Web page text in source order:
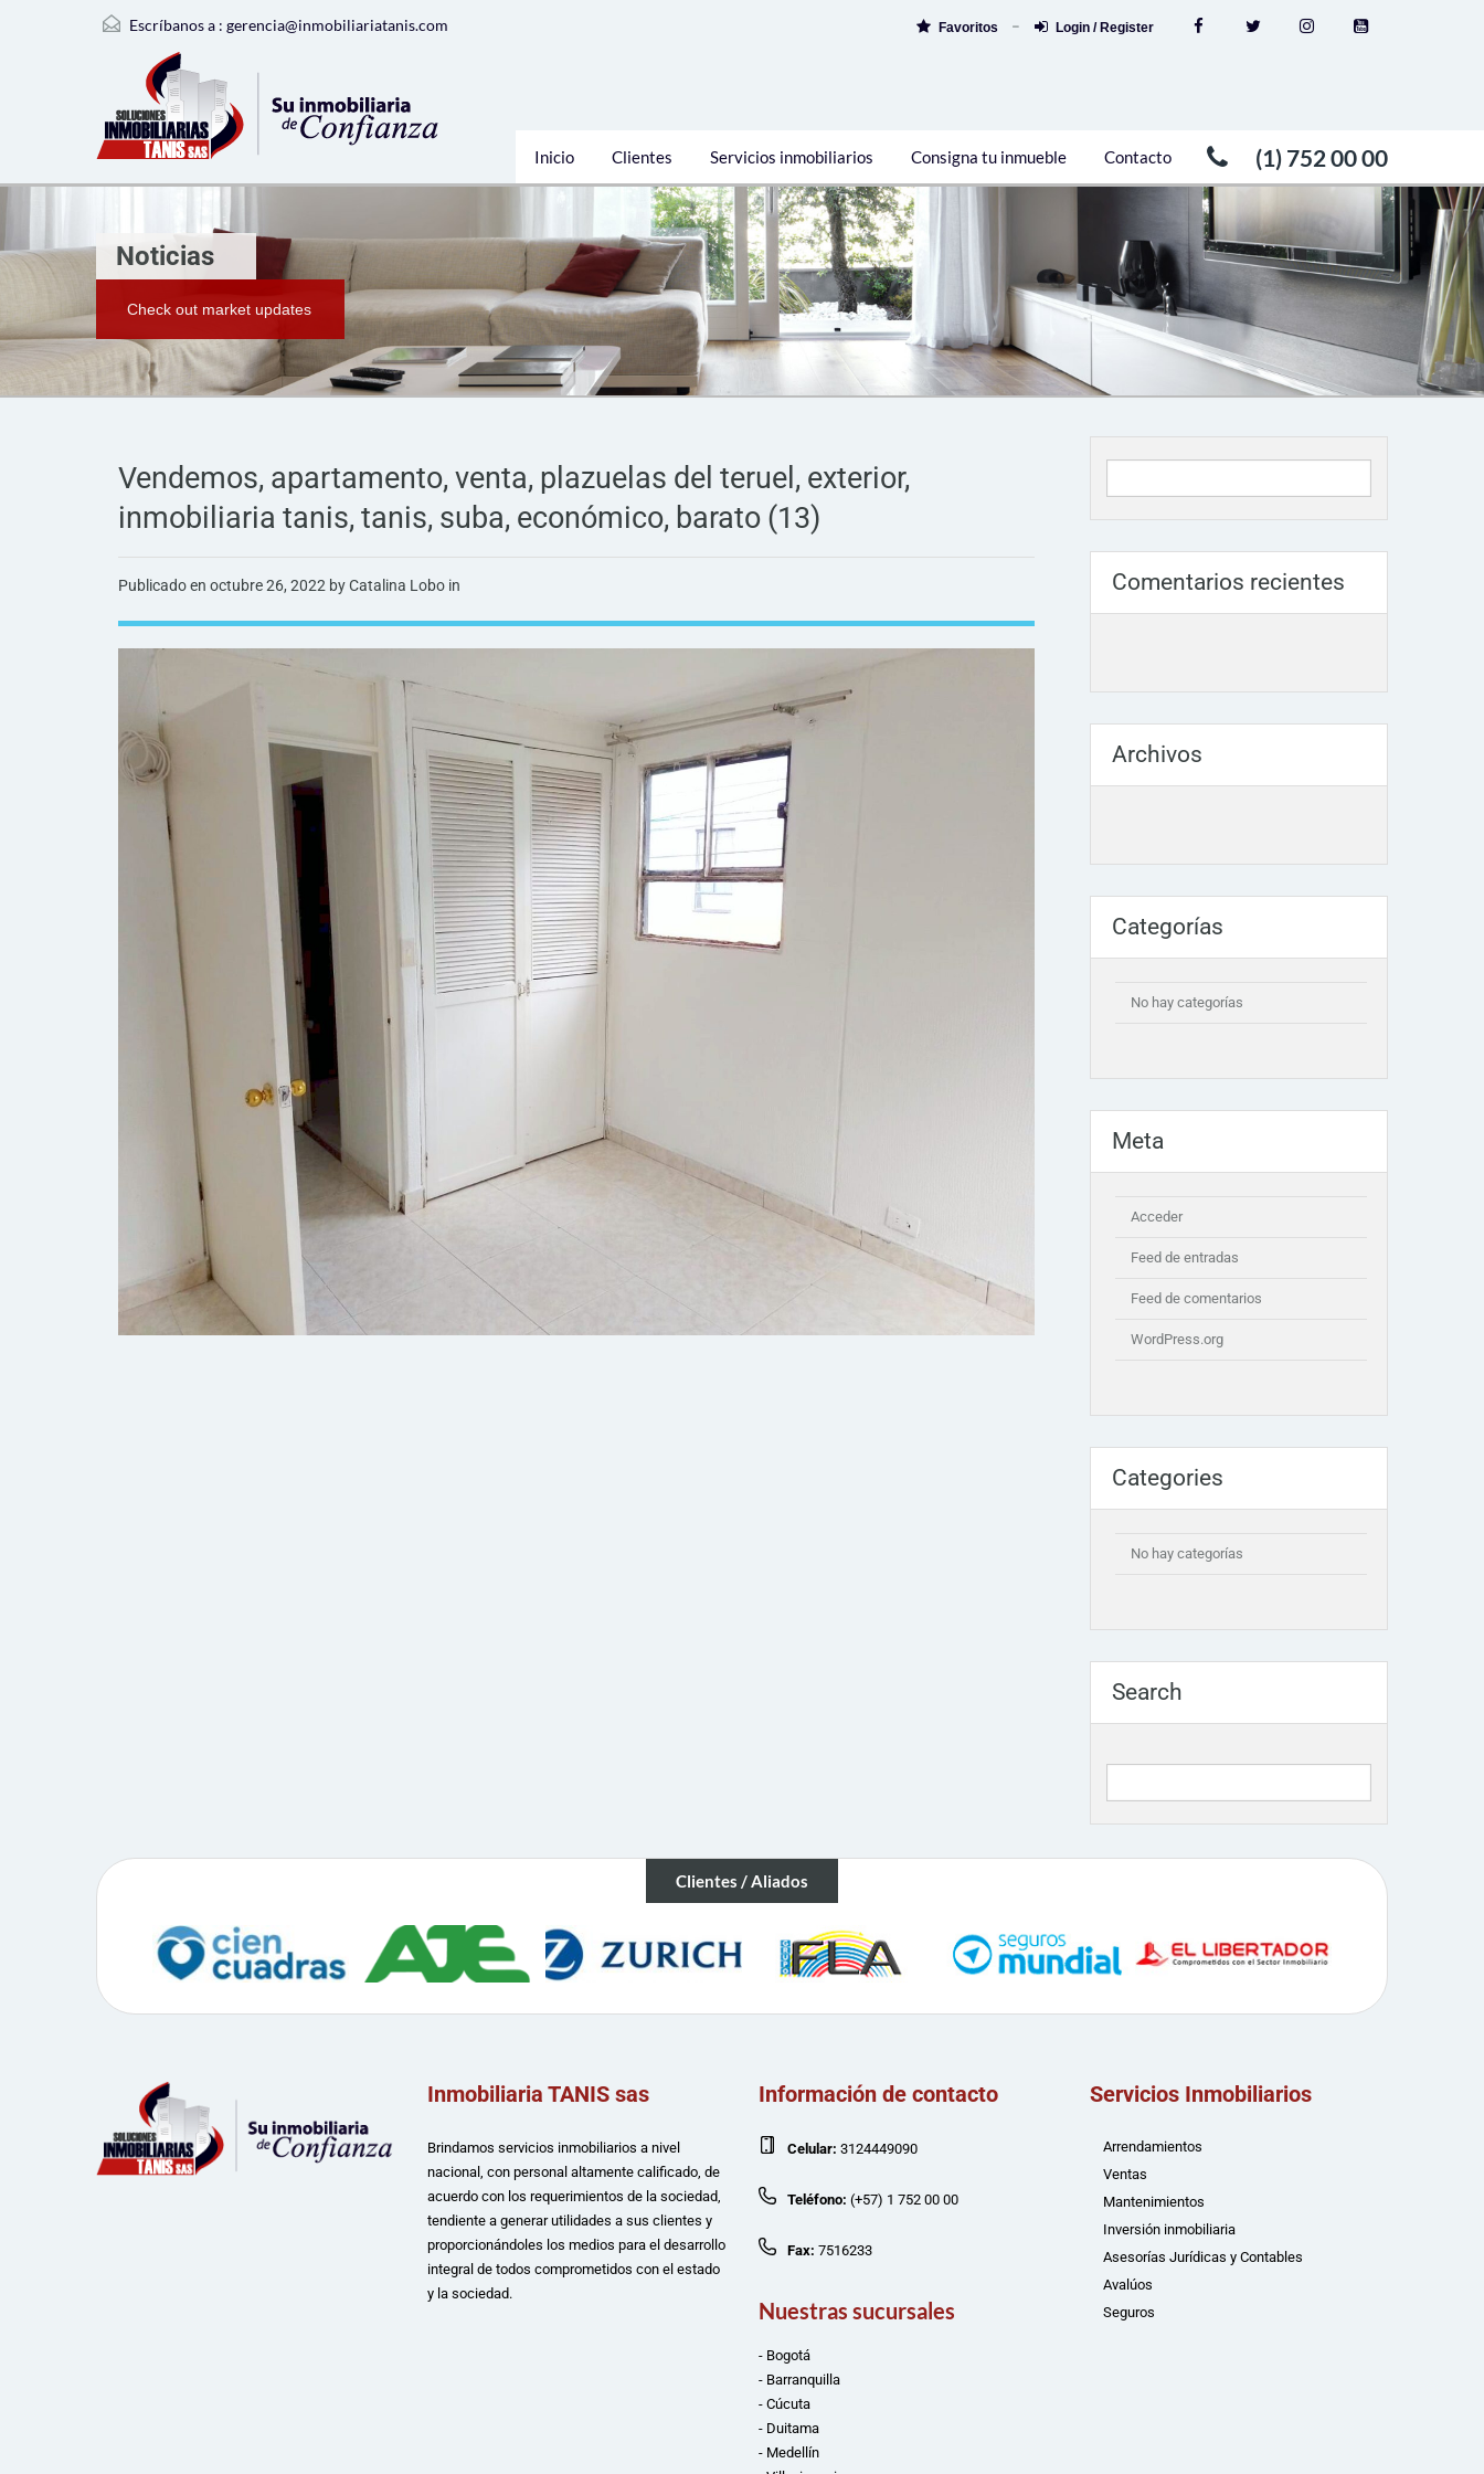
Escríbanos a : gerencia@inmobiliariatanis.com Favoritos Login / Register
(1) 752 00 00
Inicio Clientes Servicios inmobiliarios Consigna tu inmueble Contacto
Noticias
Check out market updates
Vendemos, apartamento, venta, plazuelas del teruel, exterior,
inmobiliaria tanis, tanis, suba, económico, barato (13)
Publicado en octubre 26, 2022 by Catalina Lobo in Comentarios recientes
Archivos
Categorías
No hay categorías
Meta
Acceder
Feed de entradas
Feed de comentarios
WordPress.org
Categories
No hay categorías
Search
Clientes / Aliados
Inmobiliaria TANIS sas
Brindamos servicios inmobiliarios a nivel
nacional, con personal altamente calificado, de
acuerdo con los requerimientos de la sociedad,
tendiente a generar utilidades a sus clientes y
proporcionándoles los medios para el desarrollo
integral de todos comprometidos con el estado
y la sociedad.
Información de contacto
Celular: 3124449090
Teléfono: (+57) 1 752 00 00
Fax: 7516233
Nuestras sucursales
- Bogotá
- Barranquilla
- Cúcuta
- Duitama
- Medellín
Servicios Inmobiliarios
Arrendamientos
Ventas
Mantenimientos
Inversión inmobiliaria
Asesorías Jurídicas y Contables
Avalúos
Seguros